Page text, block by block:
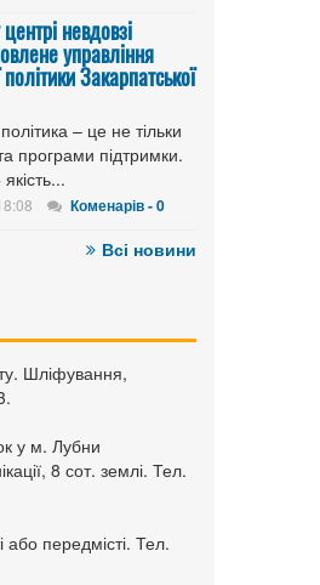
невдовзі
управління
Закарпатської
– це не тільки
програми підтримки.
Коменарів - 0
Всі новини
Шліфування,
у м. Лубни
8 сот. землі. Тел.
передмісті. Тел.